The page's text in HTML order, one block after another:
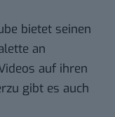
bietet seinen
an
auf ihren
gibt es auch